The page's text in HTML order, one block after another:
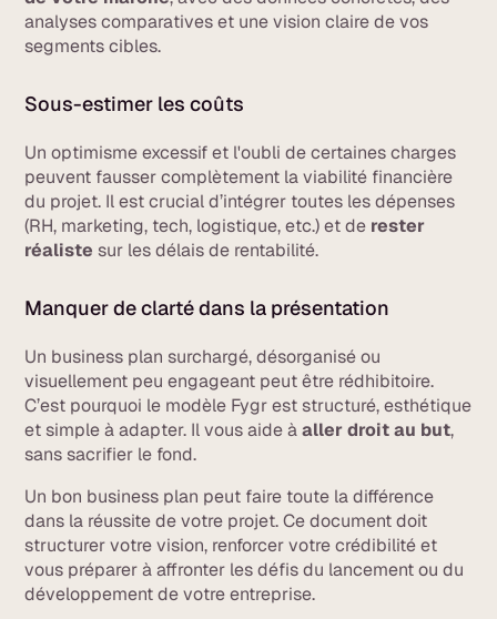
analyses comparatives et une vision claire de vos
segments cibles.
Sous-estimer les coûts
Un optimisme excessif et l'oubli de certaines charges
peuvent fausser complètement la viabilité financière
du projet. Il est crucial d’intégrer toutes les dépenses
(RH, marketing, tech, logistique, etc.) et de rester
réaliste sur les délais de rentabilité.
Manquer de clarté dans la présentation
Un business plan surchargé, désorganisé ou
visuellement peu engageant peut être rédhibitoire.
C’est pourquoi le modèle Fygr est structuré, esthétique
et simple à adapter. Il vous aide àaller droit au but,
sans sacrifier le fond.
Un bon business plan peut faire toute la différence
dans la réussite de votre projet. Ce document doit
structurer votre vision, renforcer votre crédibilité et
vous préparer à affronter les défis du lancement ou du
développement de votre entreprise.